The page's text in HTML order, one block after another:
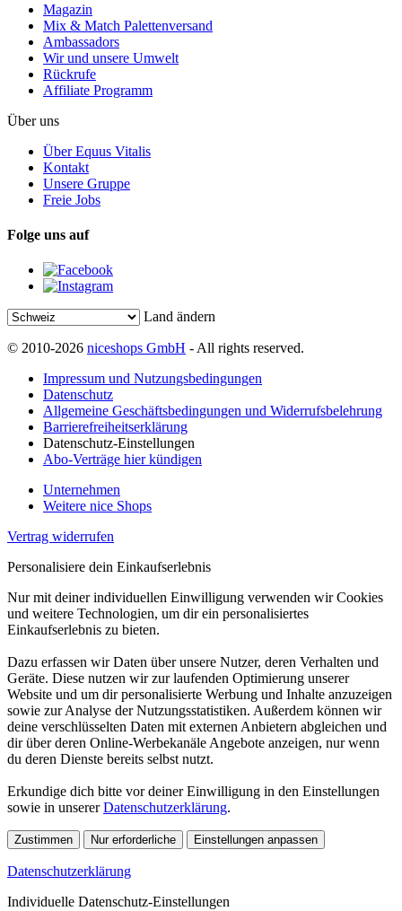
Magazin
Mix & Match Palettenversand
Ambassadors
Wir und unsere Umwelt
Rückrufe
Affiliate Programm
Über uns
Über Equus Vitalis
Kontakt
Unsere Gruppe
Freie Jobs
Folge uns auf
Land ändern
© 2010-2026 niceshops GmbH - All rights reserved.
Impressum und Nutzungsbedingungen
Datenschutz
Allgemeine Geschäftsbedingungen und Widerrufsbelehrung
Barrierefreiheitserklärung
Datenschutz-Einstellungen
Abo-Verträge hier kündigen
Unternehmen
Weitere nice Shops
Vertrag widerrufen
Personalisiere dein Einkaufserlebnis
Nur mit deiner individuellen Einwilligung verwenden wir Cookies
und weitere Technologien, um dir ein personalisiertes
Einkaufserlebnis zu bieten.
Dazu erfassen wir Daten über unsere Nutzer, deren Verhalten und
Geräte. Diese nutzen wir zur laufenden Optimierung unserer
Website und um dir personalisierte Werbung und Inhalte anzuzeigen
sowie zur Analyse der Nutzungsstatistiken. Außerdem können wir
deine verschlüsselten Daten mit externen Anbietern abgleichen und
dir über deren Online-Werbekanäle Angebote anzeigen, nur wenn
du deren Dienste bereits selbst nutzt.
Erkundige dich bitte vor deiner Einwilligung in den Einstellungen
sowie in unsererDatenschutzerklärung.
Zustimmen Nur erforderliche Einstellungen anpassen
Datenschutzerklärung
Individuelle Datenschutz-Einstellungen